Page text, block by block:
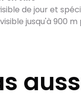
de jour et
jusqu'à 900